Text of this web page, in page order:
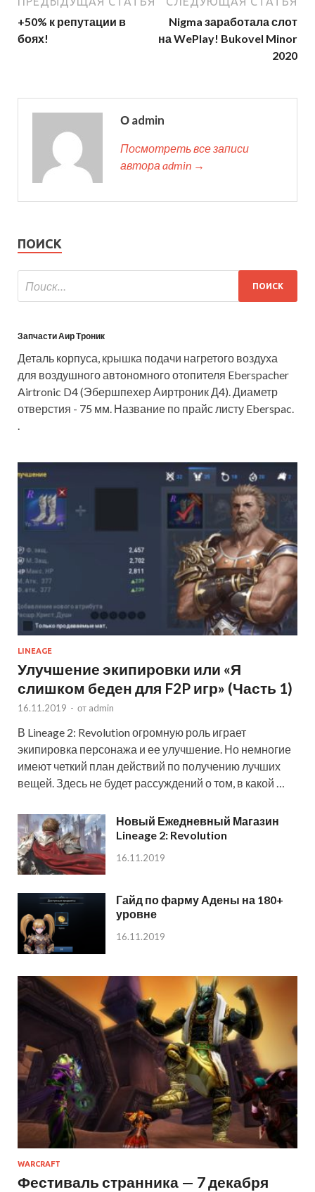
+50% к репутации в
боях!
Nigma заработала слот
на WePlay! Bukovel Minor
2020
О admin
Посмотреть все записи
автора admin →
ПОИСК
Запчасти Аир Троник
Деталь корпуса, крышка подачи нагретого воздуха
для воздушного автономного отопителя Eberspacher
Airtronic D4 (Эбершпехер Аиртроник Д4). Диаметр
отверстия - 75 мм. Название по прайс листу Eberspac.
.
LINEAGE
Улучшение экипировки или «Я
слишком беден для F2P игр» (Часть 1)
16.11.2019 - от admin
В Lineage 2: Revolution огромную роль играет
экипировка персонажа и ее улучшение. Но немногие
имеют четкий план действий по получению лучших
вещей. Здесь не будет рассуждений о том, в какой …
Новый Ежедневный Магазин
Lineage 2: Revolution
16.11.2019
Гайд по фарму Адены на 180+
уровне
16.11.2019
WARCRAFT
Фестиваль странника — 7 декабря